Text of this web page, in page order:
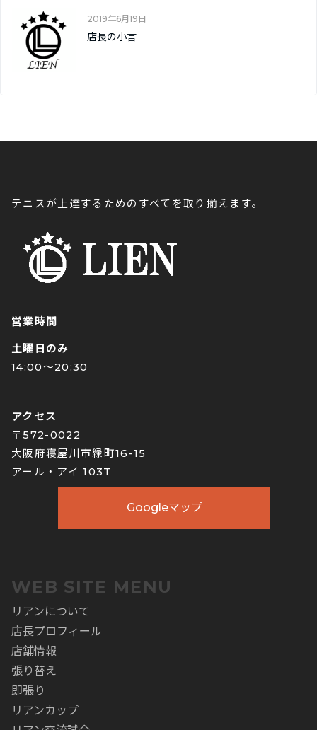
2019年6月19日
店長の小言
テニスが上達するためのすべてを取り揃えます。
営業時間
土曜日のみ
14:00〜20:30
アクセス
〒572-0022
大阪府寝屋川市緑町16-15
アール・アイ 103T
Googleマップ
WEB SITE MENU
リアンについて
店長プロフィール
店舗情報
張り替え
即張り
リアンカップ